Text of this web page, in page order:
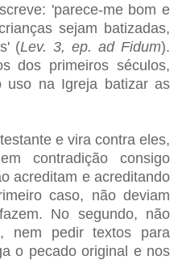
'parece-me bom e
sejam batizadas,
(Lev. 3, ep. ad Fidum).
dos primeiros séculos,
uso na Igreja batizar as
e vira contra eles,
contradição consigo
acreditam e acreditando
caso, não deviam
No segundo, não
nem pedir textos para
o pecado original e nos